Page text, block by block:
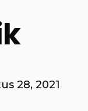
28, 2021